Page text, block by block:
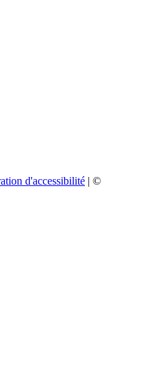
d'accessibilité | ©